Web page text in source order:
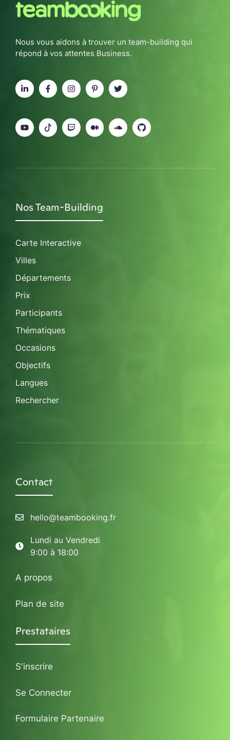
Nous vous aidons à trouver un team-building qui
répond à vos attentes Business.
Nos Team-Building
Carte Interactive
Villes
Départements
Prix
Participants
Thématiques
Occasions
Objectifs
Langues
Rechercher
Contact
hello@teambooking.fr
Lundi au Vendredi
9:00 à 18:00
A propos
Plan de site
Prestataires
S'inscrire
Se Connecter
Formulaire Partenaire